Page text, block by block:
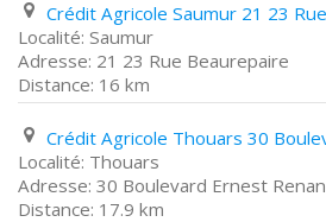
Saumur
21 23 Rue Beaurepaire
16 km
Thouars
30 Boulevard Ernest Renan
17.9 km